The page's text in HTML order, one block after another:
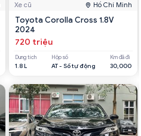
Xe cũ Hồ Chí Minh
Toyota Corolla Cross 1.8V
2024
720 triệu
Dung tích
1.8 L
Hộp số
AT - Số tự động
Km đã đi
30,000